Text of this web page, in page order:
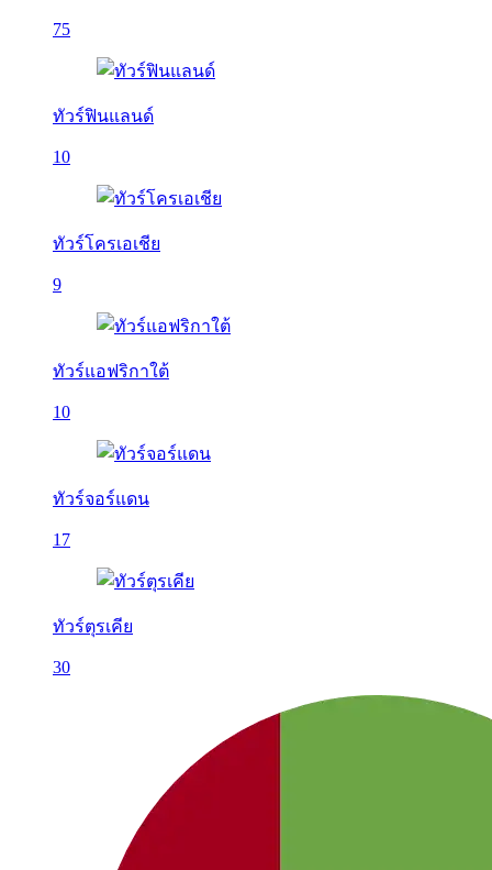
75
ทัวร์ฟินแลนด์
10
ทัวร์โครเอเชีย
9
ทัวร์แอฟริกาใต้
10
ทัวร์จอร์แดน
17
ทัวร์ตุรเคีย
30